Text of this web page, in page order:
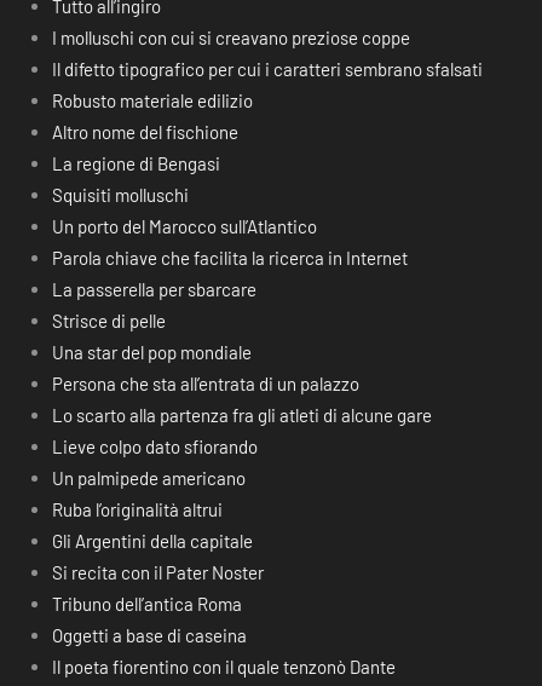
Tutto all’ingiro
I molluschi con cui si creavano preziose coppe
Il difetto tipografico per cui i caratteri sembrano sfalsati
Robusto materiale edilizio
Altro nome del fischione
La regione di Bengasi
Squisiti molluschi
Un porto del Marocco sull’Atlantico
Parola chiave che facilita la ricerca in Internet
La passerella per sbarcare
Strisce di pelle
Una star del pop mondiale
Persona che sta all’entrata di un palazzo
Lo scarto alla partenza fra gli atleti di alcune gare
Lieve colpo dato sfiorando
Un palmipede americano
Ruba l’originalità altrui
Gli Argentini della capitale
Si recita con il Pater Noster
Tribuno dell’antica Roma
Oggetti a base di caseina
Il poeta fiorentino con il quale tenzonò Dante